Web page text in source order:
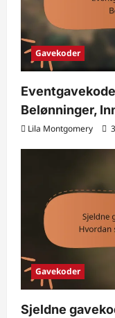
Gavekoder
Belønninger,
Lila Montgomery
Gavekoder
Sjeldne